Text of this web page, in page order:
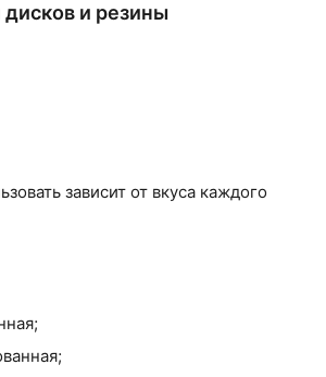
и резины
зависит от вкуса каждого